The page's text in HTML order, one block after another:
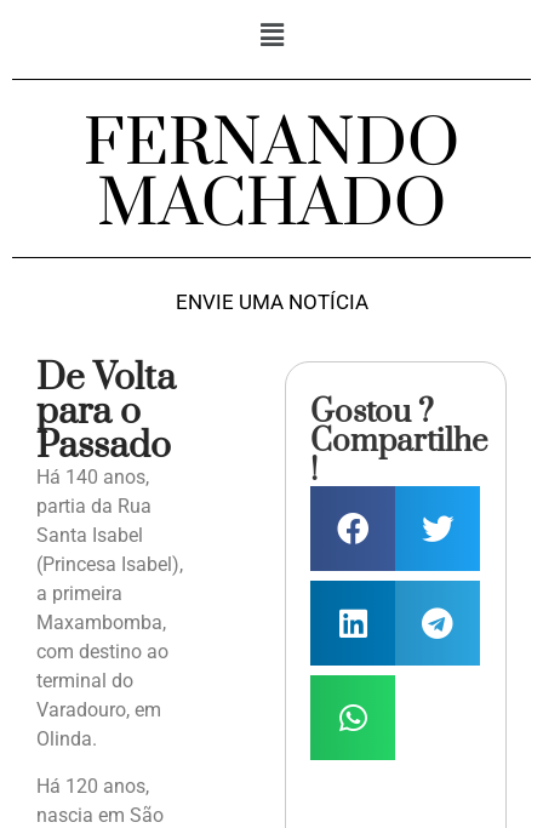
FERNANDO
MACHADO
ENVIE UMA NOTÍCIA
De Volta
para o
Passado
Há 140 anos,
partia da Rua
Santa Isabel
(Princesa Isabel),
a primeira
Maxambomba,
com destino ao
terminal do
Varadouro, em
Olinda.
Há 120 anos,
nascia em São
Gostou ?
Compartilhe
!